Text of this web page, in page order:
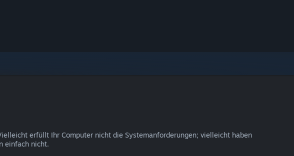
erfüllt Ihr Computer nicht die Systemanforderungen; vielleicht haben
einfach nicht.